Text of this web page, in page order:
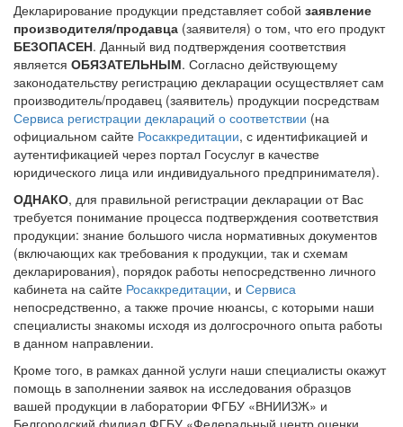
Декларирование продукции представляет собой заявление
производителя/продавца (заявителя) о том, что его продукт
БЕЗОПАСЕН. Данный вид подтверждения соответствия
является ОБЯЗАТЕЛЬНЫМ. Согласно действующему
законодательству регистрацию декларации осуществляет сам
производитель/продавец (заявитель) продукции посредствам
Сервиса регистрации деклараций о соответствии (на
официальном сайте Росаккредитации, с идентификацией и
аутентификацией через портал Госуслуг в качестве
юридического лица или индивидуального предпринимателя).
ОДНАКО, для правильной регистрации декларации от Вас
требуется понимание процесса подтверждения соответствия
продукции: знание большого числа нормативных документов
(включающих как требования к продукции, так и схемам
декларирования), порядок работы непосредственно личного
кабинета на сайте Росаккредитации, и Сервиса
непосредственно, а также прочие нюансы, с которыми наши
специалисты знакомы исходя из долгосрочного опыта работы
в данном направлении.
Кроме того, в рамках данной услуги наши специалисты окажут
помощь в заполнении заявок на исследования образцов
вашей продукции в лаборатории ФГБУ «ВНИИЗЖ» и
Белгородский филиал ФГБУ «Федеральный центр оценки